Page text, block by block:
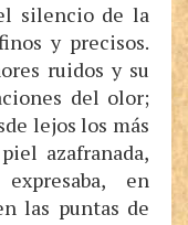
silencio de la
y precisos.
ruidos y su
del olor;
lejos los más
azafranada,
en
las puntas de